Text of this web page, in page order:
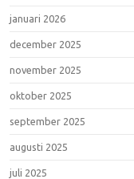
januari 2026
december 2025
november 2025
oktober 2025
september 2025
augusti 2025
juli 2025